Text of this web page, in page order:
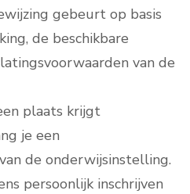
gebeurt op basis
de beschikbare
van de
plaats krijgt
je een
de onderwijsinstelling.
persoonlijk inschrijven